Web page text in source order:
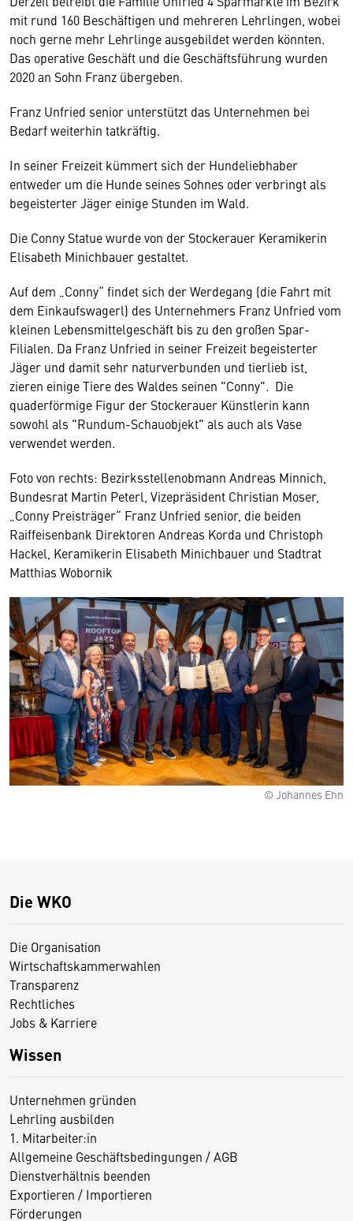
mit rund 160 Beschäftigen und mehreren Lehrlingen, wobei
noch gerne mehr Lehrlinge ausgebildet werden könnten.
Das operative Geschäft und die Geschäftsführung wurden
2020 an Sohn Franz übergeben.
Franz Unfried senior unterstützt das Unternehmen bei
Bedarf weiterhin tatkräftig.
In seiner Freizeit kümmert sich der Hundeliebhaber
entweder um die Hunde seines Sohnes oder verbringt als
begeisterter Jäger einige Stunden im Wald.
Die Conny Statue wurde von der Stockerauer Keramikerin
Elisabeth Minichbauer gestaltet.
Auf dem „Conny“ findet sich der Werdegang (die Fahrt mit
dem Einkaufswagerl) des Unternehmers Franz Unfried vom
kleinen Lebensmittelgeschäft bis zu den großen Spar-
Filialen. Da Franz Unfried in seiner Freizeit begeisterter
Jäger und damit sehr naturverbunden und tierlieb ist,
zieren einige Tiere des Waldes seinen "Conny". Die
quaderförmige Figur der Stockerauer Künstlerin kann
sowohl als "Rundum-Schauobjekt" als auch als Vase
verwendet werden.
Foto von rechts: Bezirksstellenobmann Andreas Minnich,
Bundesrat Martin Peterl, Vizepräsident Christian Moser,
„Conny Preisträger“ Franz Unfried senior, die beiden
Raiffeisenbank Direktoren Andreas Korda und Christoph
Hackel, Keramikerin Elisabeth Minichbauer und Stadtrat
Matthias Wobornik
© Johannes Ehn
Die WKO
Die Organisation
Wirtschaftskammerwahlen
Transparenz
Rechtliches
Jobs & Karriere
Wissen
Unternehmen gründen
Lehrling ausbilden
1. Mitarbeiter:in
Allgemeine Geschäftsbedingungen / AGB
Dienstverhältnis beenden
Exportieren / Importieren
Förderungen